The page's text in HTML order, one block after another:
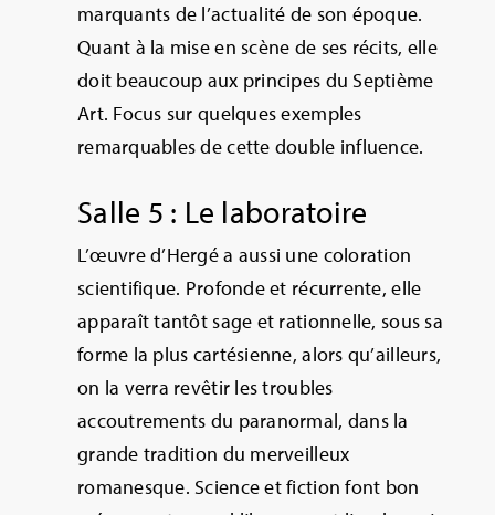
marquants de l’actualité de son époque.
Quant à la mise en scène de ses récits, elle
doit beaucoup aux principes du Septième
Art. Focus sur quelques exemples
remarquables de cette double influence.
Salle 5 : Le laboratoire
L’œuvre d’Hergé a aussi une coloration
scientifique. Profonde et récurrente, elle
apparaît tantôt sage et rationnelle, sous sa
forme la plus cartésienne, alors qu’ailleurs,
on la verra revêtir les troubles
accoutrements du paranormal, dans la
grande tradition du merveilleux
romanesque. Science et fiction font bon